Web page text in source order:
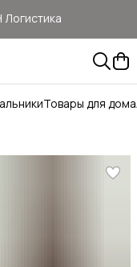
Логистика
Яндекс маркет
Товары для дома